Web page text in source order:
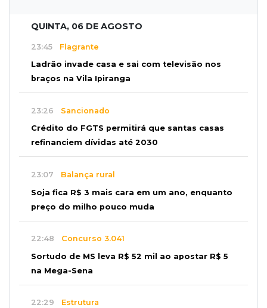
QUINTA, 06 DE AGOSTO
23:45 Flagrante
Ladrão invade casa e sai com televisão nos
braços na Vila Ipiranga
23:26 Sancionado
Crédito do FGTS permitirá que santas casas
refinanciem dívidas até 2030
23:07 Balança rural
Soja fica R$ 3 mais cara em um ano, enquanto
preço do milho pouco muda
22:48 Concurso 3.041
Sortudo de MS leva R$ 52 mil ao apostar R$ 5
na Mega-Sena
22:29 Estrutura